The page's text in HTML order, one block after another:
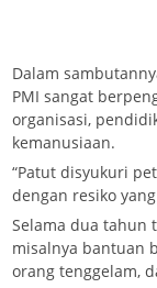
Dalam
PMI sangat
organisasi,
kemanusiaan.
“Patut disyukuri
dengan resiko
Selama dua tahun
misalnya bantuan
orang tenggelam,